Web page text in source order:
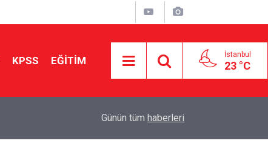
KPSS EĞİTİM İstanbul
23 °C
Yönlendiriyor?
Günün tüm haberleri